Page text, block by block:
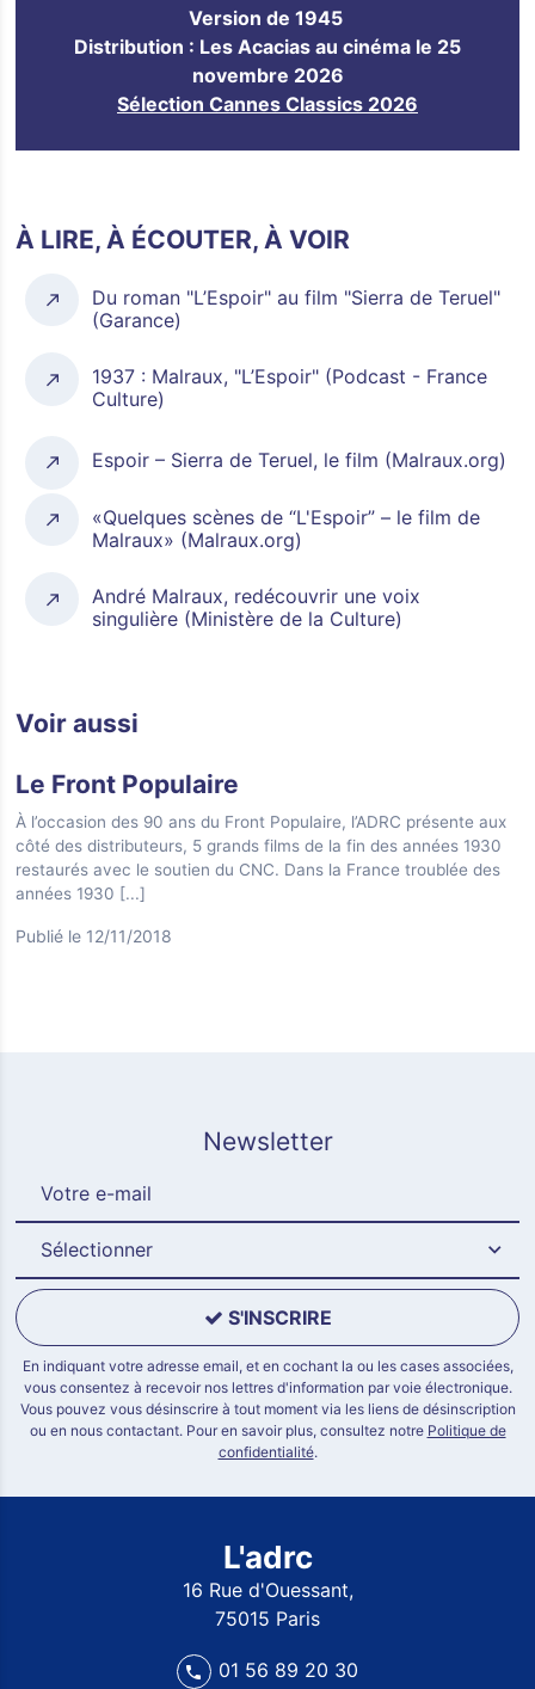
Version de 1945
Distribution : Les Acacias au cinéma le 25
novembre 2026
Sélection Cannes Classics 2026
À LIRE, À ÉCOUTER, À VOIR
Du roman "L’Espoir" au film "Sierra de Teruel"
(Garance)
1937 : Malraux, "L’Espoir" (Podcast - France
Culture)
Espoir – Sierra de Teruel, le film (Malraux.org)
«Quelques scènes de “L'Espoir” – le film de
Malraux» (Malraux.org)
André Malraux, redécouvrir une voix
singulière (Ministère de la Culture)
Voir aussi
Le Front Populaire
À l’occasion des 90 ans du Front Populaire, l’ADRC présente aux
côté des distributeurs, 5 grands films de la fin des années 1930
restaurés avec le soutien du CNC. Dans la France troublée des
années 1930 [...]
Publié le 12/11/2018
Newsletter
Sélectionner
S'INSCRIRE
En indiquant votre adresse email, et en cochant la ou les cases associées,
vous consentez à recevoir nos lettres d'information par voie électronique.
Vous pouvez vous désinscrire à tout moment via les liens de désinscription
ou en nous contactant. Pour en savoir plus, consultez notre Politique de
confidentialité.
L'adrc
16 Rue d'Ouessant,
75015 Paris
01 56 89 20 30